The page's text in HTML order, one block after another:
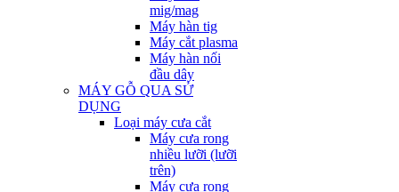
mig/mag
Máy hàn tig
Máy cắt plasma
Máy hàn nối
đầu dây
MÁY GỖ QUA SỬ
DỤNG
Loại máy cưa cắt
Máy cưa rong
nhiều lưỡi (lưỡi
trên)
Máy cưa rong